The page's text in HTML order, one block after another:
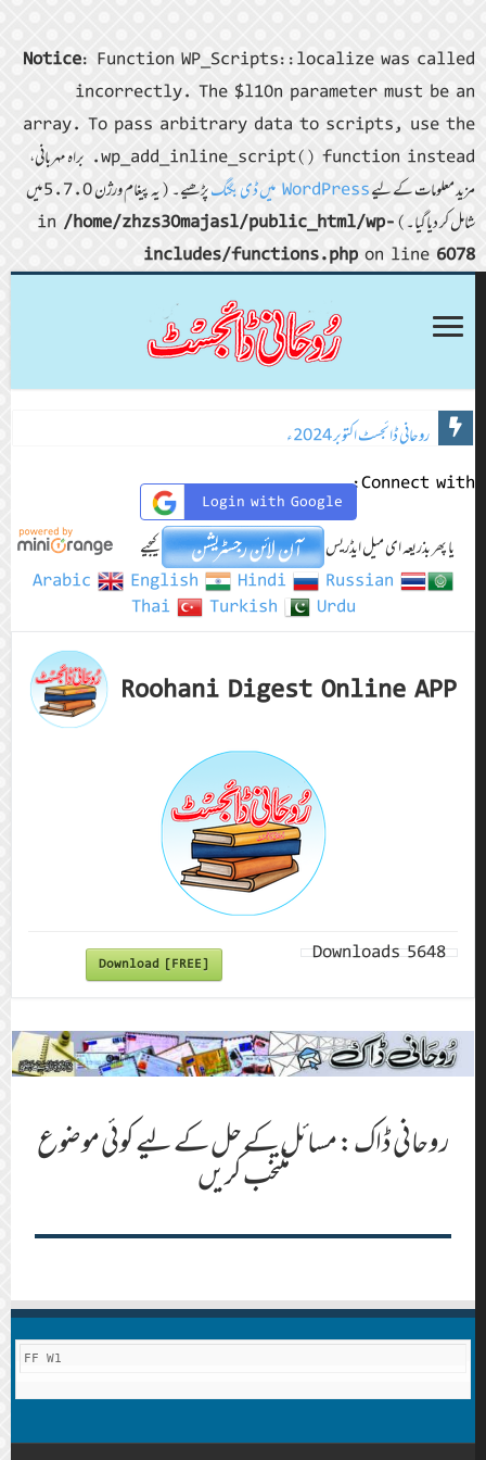
Notice: Function WP_Scripts::localize was called
incorrectly. The $l10n parameter must be an
array. To pass arbitrary data to scripts, use the
wp_add_inline_script() function instead. براہ مہربانی،
مزید معلومات کے لیےWordPress میں ڈی بگنگ
پڑھیے۔ (یہ پیغام ورژن 5.7.0 میں
شامل کر دیا گیا۔) in/home/zhzs30majasl/public_html/wp-
includes/functions.php on line 6078
روحانی ڈائجسٹ نومبر 2024ء
روحانی ڈائجسٹ اکتوبر 2024ء
Connect with:
Login with Google
یا پھر بذریعہ ای میل ایڈریس
کیجیے
Arabic
English Hindi
Russian
Thai
Turkish Urdu
Roohani Digest Online APP
Download [FREE] 5648
Downloads
روحانی ڈاک : مسائل کے حل کے لیے کوئی موضوع
منتخب کریں
FF W1